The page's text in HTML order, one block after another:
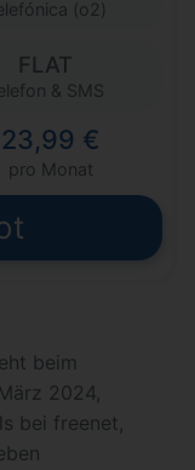
(o2)
FLAT
& SMS
23,99 €
pro Monat
beim
2024,
bei freenet,